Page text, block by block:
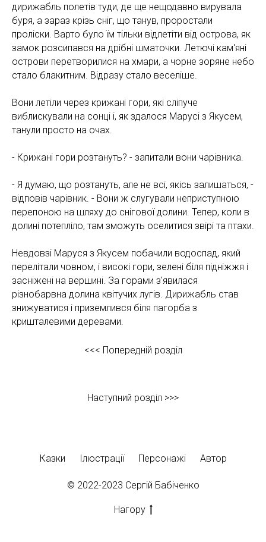
дирижабль полетів туди, де ще нещодавно вирувала
буря, а зараз крізь сніг, що танув, проростали
проліски. Варто було їм тільки відлетіти від острова, як
замок розсипався на дрібні шматочки. Летючі кам'яні
острови перетворилися на хмари, а чорне зоряне небо
стало блакитним. Відразу стало веселіше.
Вони летіли через крижані гори, які сліпуче
виблискували на сонці і, як здалося Марусі з Якусем,
танули просто на очах.
- Крижані гори розтануть? - запитали вони чарівника.
- Я думаю, що розтануть, але не всі, якісь залишаться, -
відповів чарівник. - Вони ж слугували неприступною
перепоною на шляху до снігової долини. Тепер, коли в
долині потепліло, там зможуть оселитися звірі та птахи.
Невдовзі Маруся з Якусем побачили водоспад, який
перелітали човном, і високі гори, зелені біля підніжжя і
засніжені на вершині. За горами з'явилася
різнобарвна долина квітучих лугів. Дирижабль став
знижуватися і приземлився біля пагорба з
кришталевими деревами.
<<< Попередній розділ
Наступний розділ >>>
Казки Ілюстрації Персонажі Автор
© 2022-2023 Сергій Бабiченко
Нагору